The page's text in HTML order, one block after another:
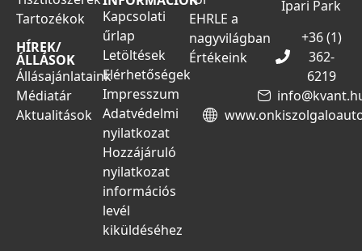
Tartozékok
HÍREK/
ÁLLÁSOK
Állásajánlataink
Médiatár
Aktualitások
Kapcsolati
űrlap
Letöltések
Elérhetőségek
Impresszum
Adatvédelmi
nyilatkozat
Hozzájáruló
nyilatkozat
információs
levél
kiküldéséhez
EHRLE a
nagyvilágban
Értékeink
Ipari Park
+36 (1)
362-
6219